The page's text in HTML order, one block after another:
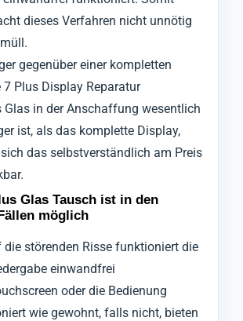
dieses Verfahren nicht unnötig
gegenüber einer kompletten
7 Plus Display Reparatur
Glas in der Anschaffung wesentlich
ist, als das komplette Display,
das selbstverständlich am Preis
Glas Tausch ist in den
möglich
die störenden Risse funktioniert die
einwandfrei
oder die Bedienung
wie gewohnt, falls nicht, bieten